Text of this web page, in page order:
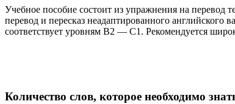
Учебное пособие состоит из упражнения на перевод
перевод и пересказ неадаптированного
соответствует уровням В2 — С1. Рекомендуется
Количество слов, которое необходимо